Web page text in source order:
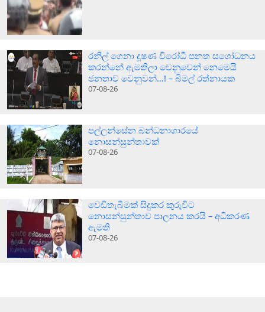
රනිල් ගෙනා දූෂණ විරෝධී පනත සශෝධනය
කරන්නේ ඇමතිලා වෙනුවෙන් නෙමෙයි
ජනතාව වෙනුවන්…! – බිමල් රත්නායක
07-08-26
පල්ලන්සේන බන්ධනාගාරයේ
නොසන්සුන්තාවක්
07-08-26
වෙඩිතැබීමක් සිදුකර කුරුවිට
නොසන්සුන්තාව පාලනය කරයි – අධිකරණ
ඇමති
07-08-26